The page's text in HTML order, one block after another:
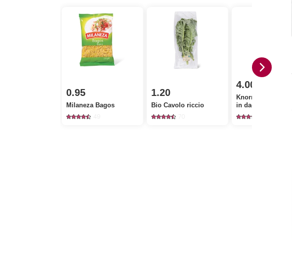
0.95
Milaneza Bagos
1.20
Bio Cavolo riccio
4.00
Knorr Brodo di
in dadi